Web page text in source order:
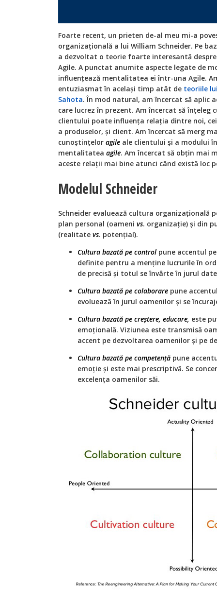
Foarte recent, un prieten de-al meu mi-a
organizațională a lui William Schneider. Pe
a dezvoltat o teorie foarte interesantă
Agile. A punctat anumite aspecte legate de
influențează mentalitatea ei într-una Agile.
entuziasmat în același timp atât de teoriile
Sahota. În mod natural, am încercat să aplic
care lucrez în prezent. Am încercat să
clientului poate influența relația dintre noi,
a produselor, și client. Am încercat să merg
cunoștințelor agile ale clientului și a modului
mentalitatea agile. Am încercat să obțin mai
aceste relații mai bine atunci când există loc
Modelul Schneider
Schneider evaluează cultura organizațională
plan personal (oameni vs. organizație) și din
(realitate vs. potențial).
Cultura bazată pe control pune accentul
definite pentru a menține lucrurile în
de precisă și totul se învârte în jurul
Cultura bazată pe colaborare pune
evoluează în jurul oamenilor și se
Cultura bazată pe creștere, educare, este
emoțională. Viziunea este transmisă
accent pe dezvoltarea oamenilor și pe
Cultura bazată pe competență pune
emoție și este mai prescriptivă. Se
excelența oamenilor săi.